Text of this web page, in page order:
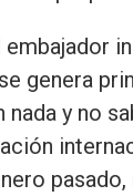
embajador
genera
nada y no